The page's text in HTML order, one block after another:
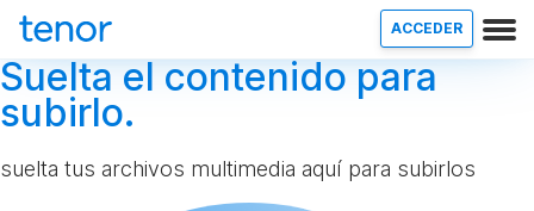
ACCEDER
Suelta el contenido para
subirlo.
suelta tus archivos multimedia aquí para subirlos